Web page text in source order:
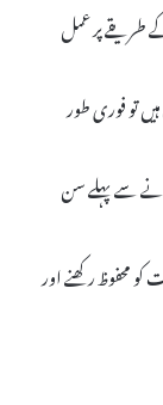
طریقے پر عمل
تو فوری طور
سے پہلے سن
محفوظ رکھنے اور